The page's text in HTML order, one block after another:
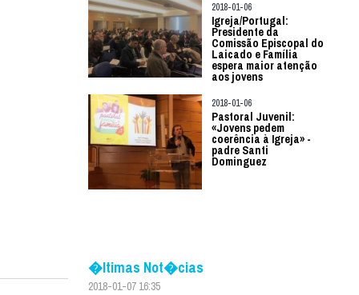
2018-01-06
Igreja/Portugal:
Presidente da
Comissão Episcopal do
Laicado e Família
espera maior atenção
aos jovens
2018-01-06
Pastoral Juvenil:
«Jovens pedem
coerência à Igreja» -
padre Santi
Dominguez
�ltimas Not�cias
2018-01-07 16:35